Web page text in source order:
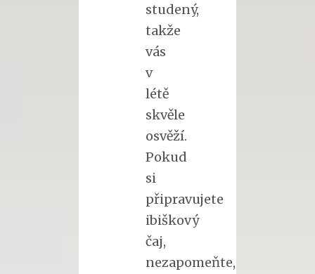
studený,
takže
vás
v
létě
skvěle
osvěží.
Pokud
si
připravujete
ibiškový
čaj,
nezapomeňte,